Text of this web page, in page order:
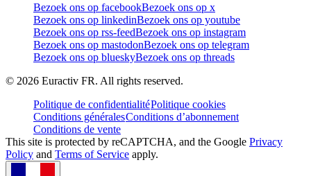
Bezoek ons op facebookBezoek ons op x
Bezoek ons op linkedinBezoek ons op youtube
Bezoek ons op rss-feedBezoek ons op instagram
Bezoek ons op mastodonBezoek ons op telegram
Bezoek ons op blueskyBezoek ons op threads
© 2026 Euractiv FR. All rights reserved.
Politique de confidentialitéPolitique cookies
Conditions généralesConditions d’abonnement
Conditions de vente
This site is protected by reCAPTCHA, and the Google Privacy
Policy and Terms of Service apply.